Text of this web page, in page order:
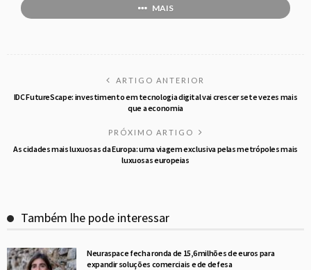
MAIS
ARTIGO ANTERIOR
IDC FutureScape: investimento em tecnologia digital vai crescer sete vezes mais
que a economia
PRÓXIMO ARTIGO
As cidades mais luxuosas da Europa: uma viagem exclusiva pelas metrópoles mais
luxuosas europeias
Também lhe pode interessar
Neuraspace fecha ronda de 15,6 milhões de euros para
expandir soluções comerciais e de defesa